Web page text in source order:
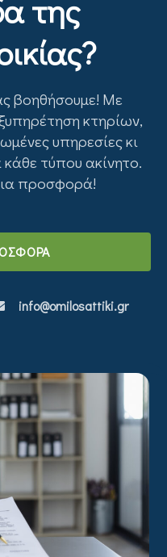
της
βοηθήσουμε! Με
κτηρίων,
υπηρεσίες κι
κάθε τύπου ακίνητο.
προσφορά!
info@omilosattiki.gr